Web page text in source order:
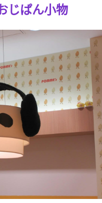
じぱん小物